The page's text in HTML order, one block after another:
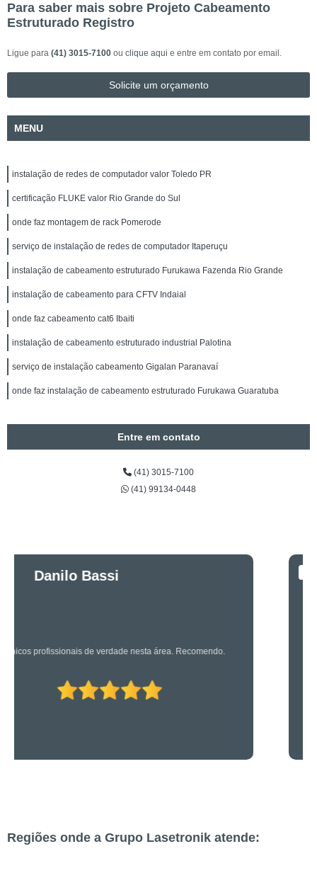
Para saber mais sobre Projeto Cabeamento
Estruturado Registro
Ligue para (41) 3015-7100 ou clique aqui e entre em contato por email.
Solicite um orçamento
MENU
instalação de redes de computador valor Toledo PR
certificação FLUKE valor Rio Grande do Sul
onde faz montagem de rack Pomerode
serviço de instalação de redes de computador Itaperuçu
instalação de cabeamento estruturado Furukawa Fazenda Rio Grande
instalação de cabeamento para CFTV Indaial
onde faz cabeamento cat6 Ibaiti
instalação de cabeamento estruturado industrial Palotina
serviço de instalação cabeamento Gigalan Paranavaí
onde faz instalação de cabeamento estruturado Furukawa Guaratuba
Entre em contato
(41) 3015-7100
(41) 99134-0448
Os caras são bons mesmo! Profissionais de primeira!
Regiões onde a Grupo Lasetronik atende: